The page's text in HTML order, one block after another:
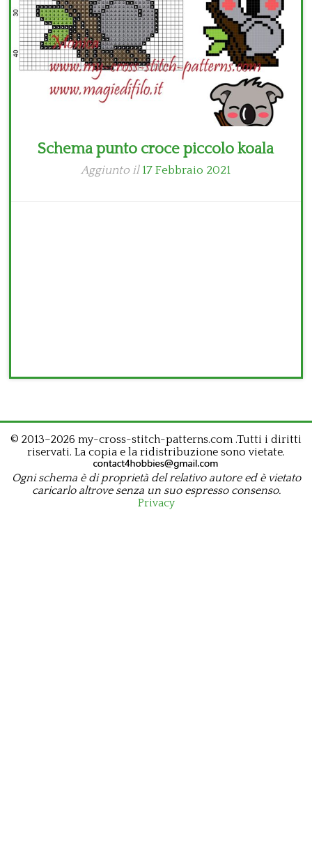
Schema punto croce piccolo koala
Aggiunto il 17 Febbraio 2021
© 2013–2026 my-cross-stitch-patterns.com .Tutti i diritti
riservati. La copia e la ridistribuzione sono vietate.
Ogni schema è di proprietà del relativo autore ed è vietato
caricarlo altrove senza un suo espresso consenso.
Privacy